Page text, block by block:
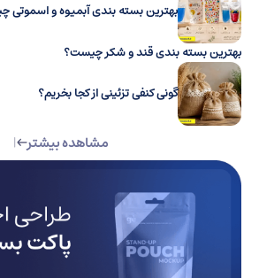
بهترین بسته بندی آبمیوه و اسموتی
بهترین بسته بندی قند و شکر چیست؟
گونی کنفی تزئینی از کجا بخریم؟
مشاهده بیشتر